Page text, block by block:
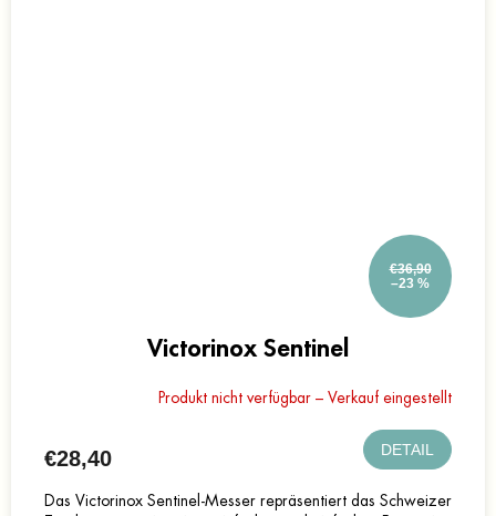
€36,90
–23 %
Victorinox Sentinel
Produkt nicht verfügbar – Verkauf eingestellt
€28,40 DETAIL
Das Victorinox Sentinel-Messer repräsentiert das Schweizer